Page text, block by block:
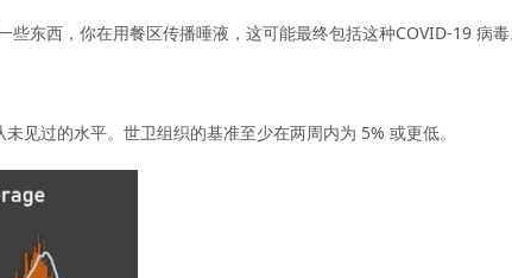
东西，你在用餐区传播唾液，这可能最终包括这种COVID-19 病毒
见过的水平。世卫组织的基准至少在两周内为 5% 或更低。